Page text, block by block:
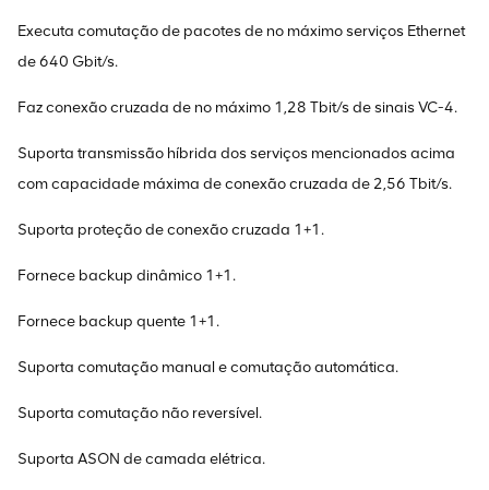
Executa comutação de pacotes de no máximo serviços Ethernet
de 640 Gbit/s.
Faz conexão cruzada de no máximo 1,28 Tbit/s de sinais VC-4.
Suporta transmissão híbrida dos serviços mencionados acima
com capacidade máxima de conexão cruzada de 2,56 Tbit/s.
Suporta proteção de conexão cruzada 1+1.
Fornece backup dinâmico 1+1.
Fornece backup quente 1+1.
Suporta comutação manual e comutação automática.
Suporta comutação não reversível.
Suporta ASON de camada elétrica.